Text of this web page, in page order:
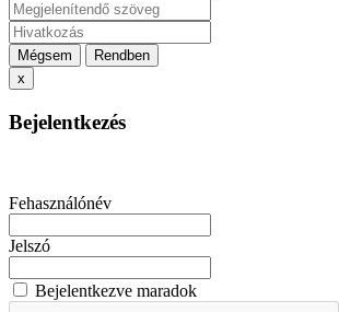
Mégsem
Rendben
x
Bejelentkezés
Fehasználónév
Jelszó
Bejelentkezve maradok